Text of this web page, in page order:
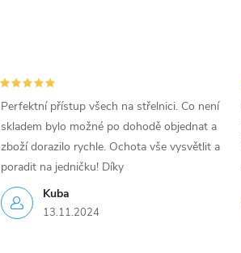
Kuba
13.11.2024
Perfektní přístup všech na střelnici. Co není
skladem bylo možné po dohodě objednat a
zboží dorazilo rychle. Ochota vše vysvětlit a
poradit na jedničku! Díky